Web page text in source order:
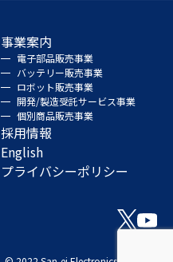
事業案内
電子部品販売事業
バッテリー販売事業
ロボット販売事業
開発/製造受託サービス事業
個別商品販売事業
採用情報
English
プライバシーポリシー